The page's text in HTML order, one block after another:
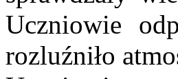
Uczniowie
rozluźniło